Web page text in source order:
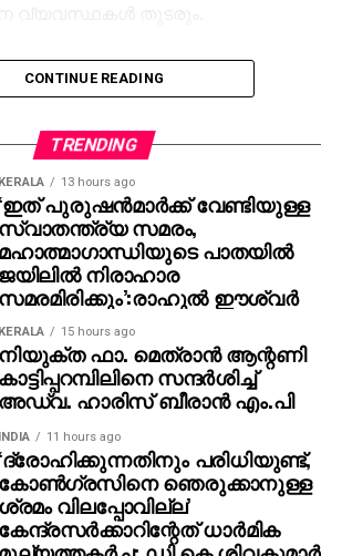
നികുതി വെട്ടിച്ച് വാഹനങ്ങള്‍
ബന്ധപ്പെട്ട കസ്റ്റംസ്
വാഹനങ്ങളും പിടിച്ചെടുത്തത്. അമിത്
തവണ കസ്റ്റംസ് മുന്നില്‍
സമര്‍പ്പിച്ചിരുന്നു. ഗാരേജില്‍
അമിത് വ്യക്തമാക്കി.
ഉടമകളും നേരത്തെ കസ്റ്റംസ്
ഹാജരായിരുന്നു. ഭൂട്ടാന്‍, നേപ്പാള്‍
ക്രൂയിസര്‍, ഡിഫന്‍ഡര്‍
കാറുകള്‍ വ്യാജ രേഖകളുടെ
കടത്തുകയും പിന്നീട്
വിലകുറച്ച് വില്‍ക്കുകയും ചെയ്ത
പ്രവര്‍ത്തനമാണ്
പുറത്തുവന്നത്.
യുഎസ് എംബസി, വിദേശകാര്യ
ബന്ധപ്പെട്ടതാണെന്ന്
CONTINUE READING
TRENDING
KERALA 13 hours ago
‘ഇത് പുരുഷന്‍മാര്‍ക്ക് വേണ്ടിയുള്ള
സ്വാതന്ത്ര്യ സമരം,
മഹാത്മാഗാന്ധിയുടെ പാതയില്‍
ജയിലില്‍ നിരാഹാര
സമരമിരിക്കും’:രാഹുല്‍ ഈശ്വര്‍
KERALA 15 hours ago
നിയുക്ത ഫാ. മെത്രാന്‍ ആന്റണി
കാട്ടിപ്പറമ്പിലിനെ സന്ദര്‍ശിച്ച്
അഡ്വ. ഹാരിസ് ബീരാന്‍ എം.പി
INDIA 11 hours ago
‘ദ്രോഹിക്കുന്നതിനും പരിധിയുണ്ട്,
കോണ്‍ഗ്രസിനെ ഞെരുക്കാനുള്ള
ശ്രമം വിലപ്പോവില്ല’
കേന്ദ്രസര്‍ക്കാറിന്റേത് ധാര്‍മിക